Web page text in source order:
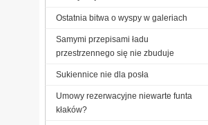
Ostatnia bitwa o wyspy w galeriach
Samymi przepisami ładu
przestrzennego się nie zbuduje
Sukiennice nie dla posła
Umowy rezerwacyjne niewarte funta
kłaków?